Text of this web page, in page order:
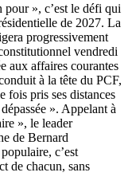
pour », c’est le défi qui
de 2027. La
progressivement
vendredi
aux affaires courantes
à la tête du PCF,
fois pris ses distances
». Appelant à
», le leader
de Bernard
c’est
de chacun, sans